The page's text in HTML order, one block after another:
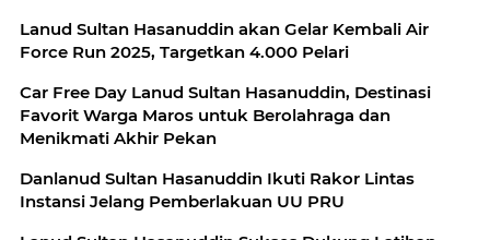
Lanud Sultan Hasanuddin akan Gelar Kembali Air
Force Run 2025, Targetkan 4.000 Pelari
Car Free Day Lanud Sultan Hasanuddin, Destinasi
Favorit Warga Maros untuk Berolahraga dan
Menikmati Akhir Pekan
Danlanud Sultan Hasanuddin Ikuti Rakor Lintas
Instansi Jelang Pemberlakuan UU PRU